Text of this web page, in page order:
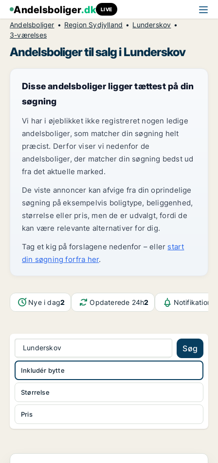
Andelsboliger.dk LIVE
Andelsboliger Region Sydjylland
Lunderskov
3-værelses
Andelsboliger til salg i Lunderskov
Disse andelsboliger ligger tættest på din
søgning
Vi har i øjeblikket ikke registreret nogen ledige
andelsboliger, som matcher din søgning helt
præcist. Derfor viser vi nedenfor de
andelsboliger, der matcher din søgning bedst ud
fra det aktuelle marked.
De viste annoncer kan afvige fra din oprindelige
søgning på eksempelvis boligtype, beliggenhed,
størrelse eller pris, men de er udvalgt, fordi de
kan være relevante alternativer for dig.
Tag et kig på forslagene nedenfor – eller start
din søgning forfra her.
Nye i dag2 Opdaterede 24h2
Lunderskov Søg
Størrelse
Pris
Inkludér bytte
Andelsbolig i Esbjerg V